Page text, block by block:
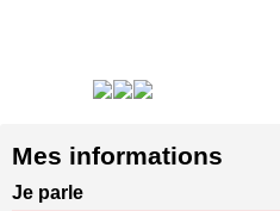
Mes informations
Je parle